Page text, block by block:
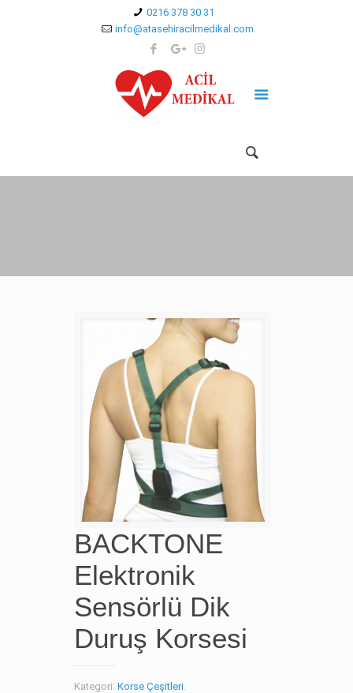
0216 378 30 31
info@atasehiracilmedikal.com
BACKTONE
Elektronik
Sensörlü Dik
Duruş Korsesi
Kategori: Korse Çeşitleri